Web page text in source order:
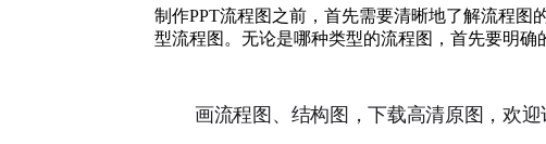
制作PPT流程图之前，首先需要清晰地了解流程
型流程图。无论是哪种类型的流程图，首先要明确